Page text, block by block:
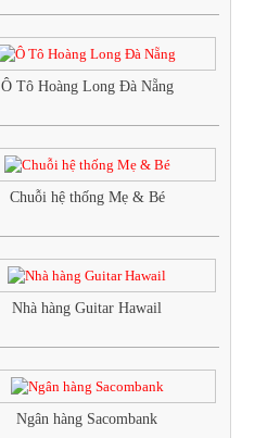
Ô Tô Hoàng Long Đà Nẵng
Chuỗi hệ thống Mẹ & Bé
Nhà hàng Guitar Hawail
Ngân hàng Sacombank